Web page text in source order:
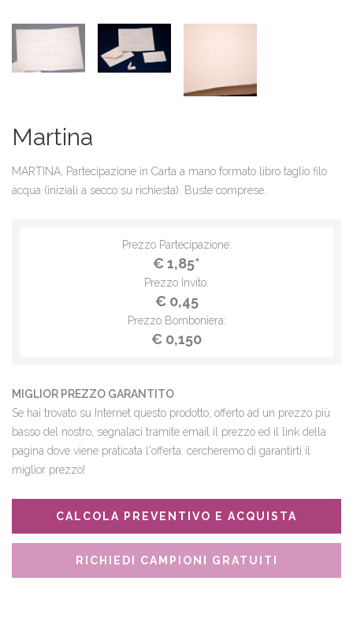
Martina
MARTINA, Partecipazione in Carta a mano formato libro taglio filo
acqua (iniziali a secco su richiesta). Buste comprese.
Prezzo Partecipazione:
€ 1,85*
Prezzo Invito:
€ 0,45
Prezzo Bomboniera:
€ 0,150
MIGLIOR PREZZO GARANTITO
Se hai trovato su Internet questo prodotto, offerto ad un prezzo più
basso del nostro, segnalaci tramite email il prezzo ed il link della
pagina dove viene praticata l'offerta: cercheremo di garantirti il
miglior prezzo!
CALCOLA PREVENTIVO E ACQUISTA
RICHIEDI CAMPIONI GRATUITI